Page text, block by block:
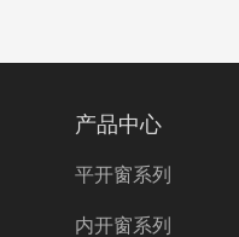
产品中心
平开窗系列
内开窗系列